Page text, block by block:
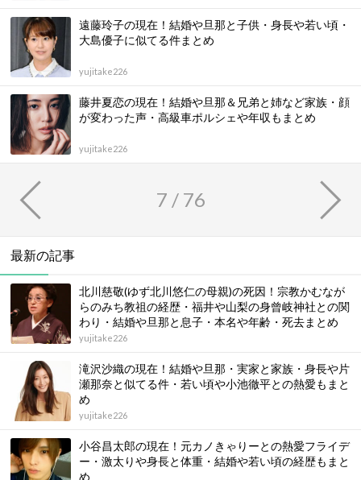
遠藤玲子の現在！結婚や旦那と子供・身長や若い頃・
大島優子に似てる件まとめ
yujitake226
藤井夏恋の現在！結婚や旦那＆兄弟と姉など家族・顔
が変わった声・高級車ポルシェや年収もまとめ
yujitake226
7 / 76
最新の記事
北川慈敬(ゆず北川悠仁の母親)の死因！宗教かむなが
らのみち教祖の経歴・福井や山梨の身曾岐神社との関
わり・結婚や旦那と息子・本名や年齢・死去まとめ
yujitake226
滝沢沙織の現在！結婚や旦那・実家と家族・身長や片
瀬那奈と似てる件・若い頃や小池徹平との熱愛もまと
め
yujitake226
小谷昌太郎の現在！元カノきゃりーとの熱愛フライデ
ー・激太りや身長と体重・結婚や若い頃の経歴もまと
め